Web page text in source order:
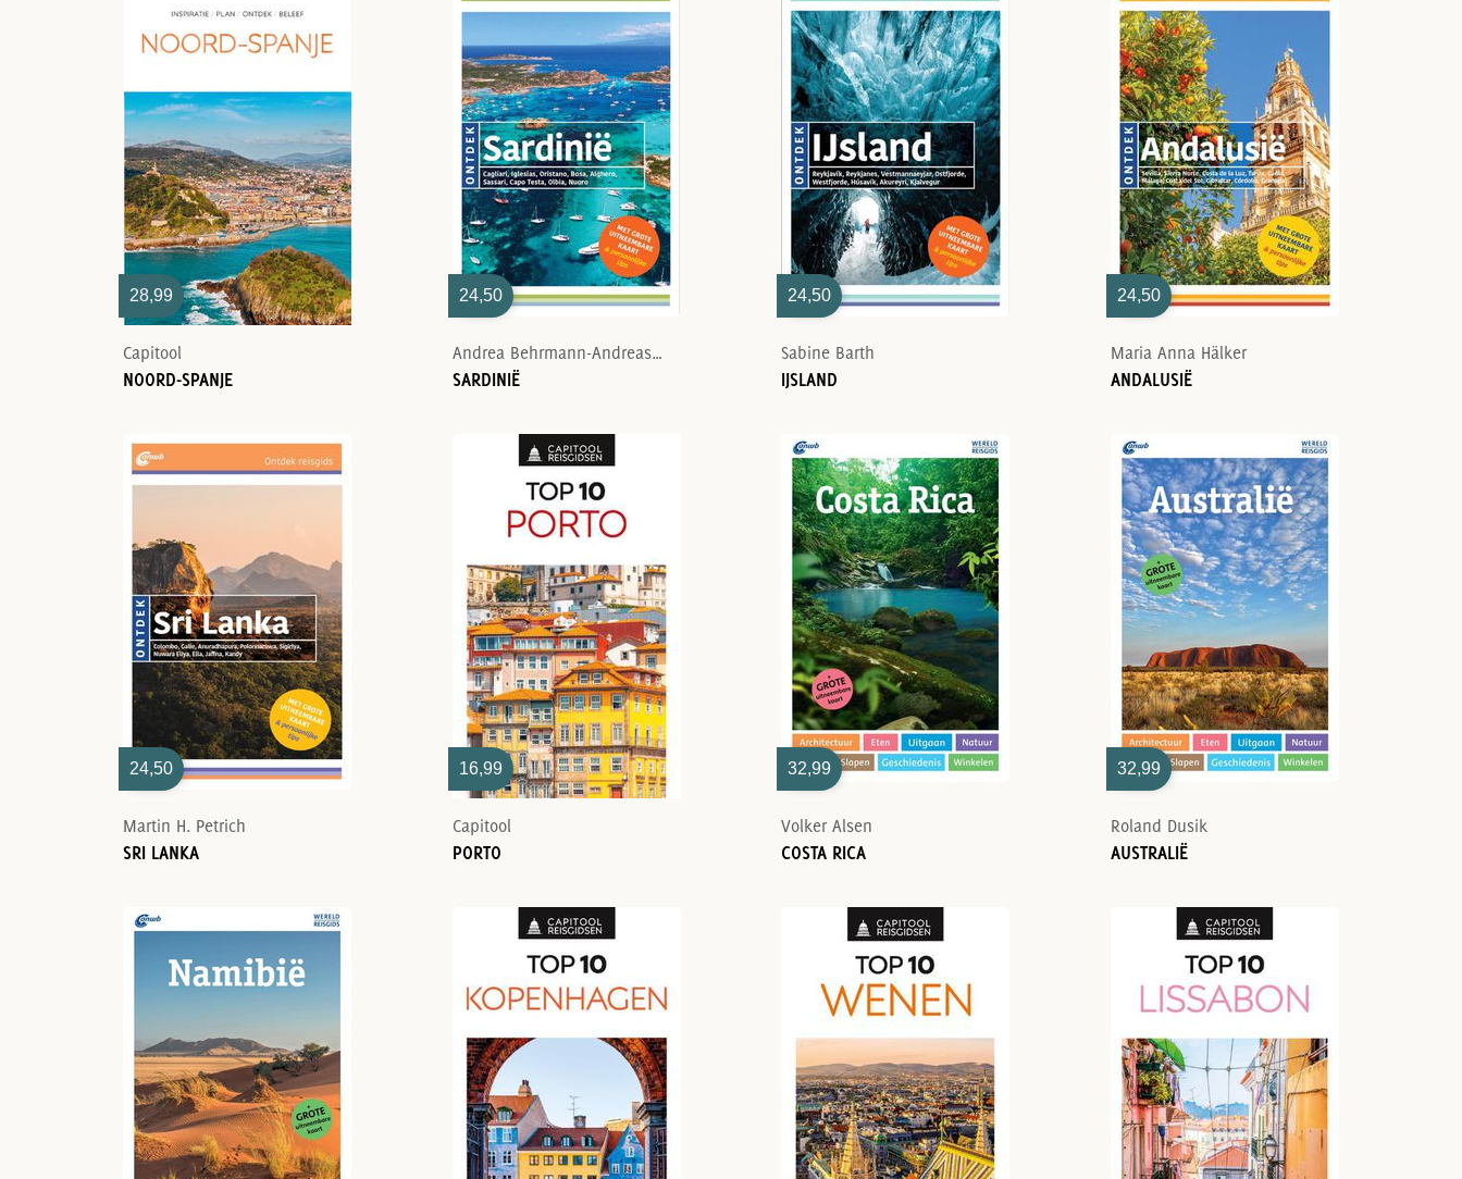
28,99
Capitool
NOORD-SPANJE
24,50
Andrea Behrmann-Andreas Stieglitz
SARDINIË
24,50
Sabine Barth
IJSLAND
24,50
Maria Anna Hälker
ANDALUSIË
24,50
Martin H. Petrich
SRI LANKA
16,99
Capitool
PORTO
32,99
Volker Alsen
COSTA RICA
32,99
Roland Dusik
AUSTRALIË